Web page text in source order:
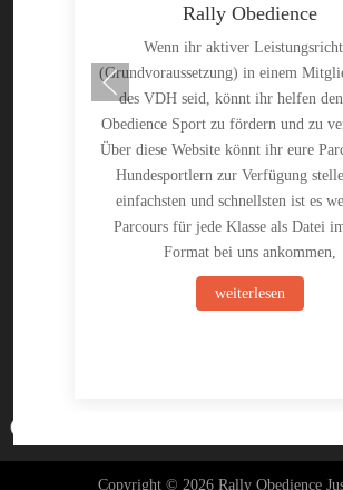
Rally Obedience
Wenn ihr aktiver
(Grundvoraussetzung) in einem
des VDH seid, könnt ihr helfen
Obedience Sport zu fördern und zu
Über diese Website könnt ihr eure
Hundesportlern zur Verfügung
einfachsten und schnellsten ist es
Parcours für jede Klasse als Datei
Format bei uns ankommen,
weiterlesen
Copyright © 2026 Rally Obedience